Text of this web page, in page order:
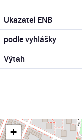
Ukazatel ENB
podle vyhlášky
Výtah
+